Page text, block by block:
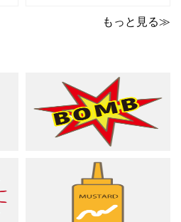
請求書のテンプレートで
のイラストが散りばめら
れた、あたたかくシック
な雰囲気でピアノやリト
ミック、管弦楽器など
もっと見る≫